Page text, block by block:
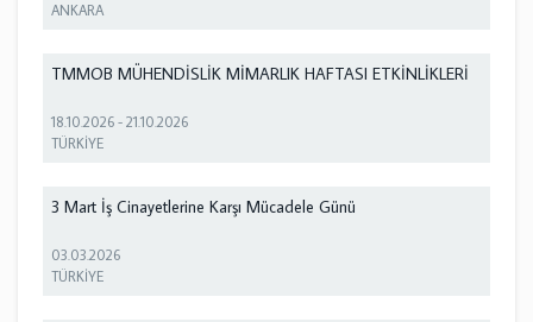
ANKARA
TMMOB MÜHENDİSLİK MİMARLIK HAFTASI ETKİNLİKLERİ
18.10.2026 -21.10.2026
TÜRKİYE
3 Mart İş Cinayetlerine Karşı Mücadele Günü
03.03.2026
TÜRKİYE